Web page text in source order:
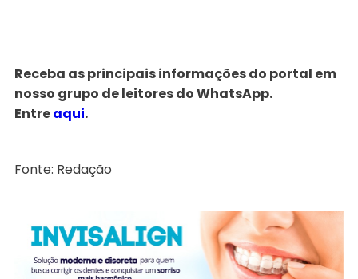
Receba as principais informações do portal em
nosso grupo de leitores do WhatsApp.
Entreaqui.
Fonte: Redação